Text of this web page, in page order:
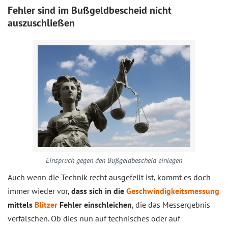
Fehler sind im Bußgeldbescheid nicht
auszuschließen
Einspruch gegen den Bußgeldbescheid einlegen
Auch wenn die Technik recht ausgefeilt ist, kommt es doch
immer wieder vor, dass sich in die Geschwindigkeitsmessung
mittels Blitzer Fehler einschleichen, die das Messergebnis
verfälschen. Ob dies nun auf technisches oder auf